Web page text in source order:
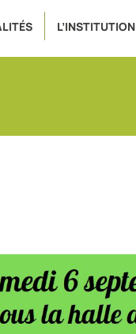
L’INSTITUTION